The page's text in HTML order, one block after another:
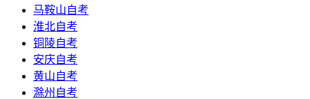
马鞍山自考
淮北自考
铜陵自考
安庆自考
黄山自考
滁州自考